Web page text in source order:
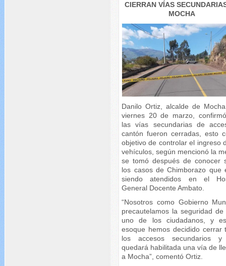
CIERRAN VÍAS
MOCHA
Danilo Ortiz, alcalde de
viernes 20 de marzo,
las vías secundarias de
cantón fueron cerradas, esto
objetivo de controlar el ingreso
vehículos, según mencionó la
se tomó después de conocer
los casos de Chimborazo que
siendo atendidos en el
General Docente Ambato.
“Nosotros como Gobierno
precautelamos la seguridad de
uno de los ciudadanos, y
esoque hemos decidido cerrar
los accesos secundarios y
quedará habilitada una vía de
a Mocha”, comentó Ortiz.